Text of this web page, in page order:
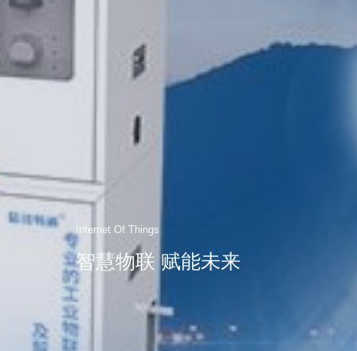
Internet Of Things
智慧物联 赋能未来